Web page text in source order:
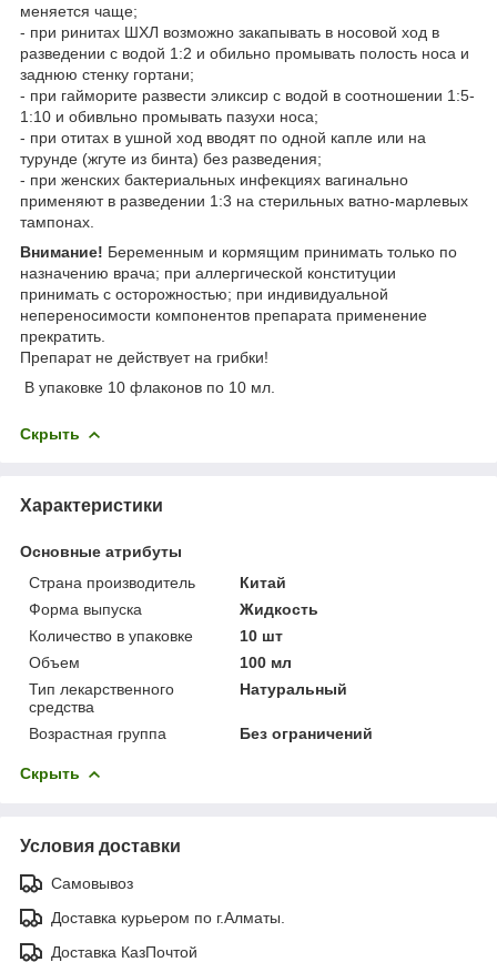
меняется чаще;
- при ринитах ШХЛ возможно закапывать в носовой ход в
разведении с водой 1:2 и обильно промывать полость носа и
заднюю стенку гортани;
- при гайморите развести эликсир с водой в соотношении 1:5-
1:10 и обивльно промывать пазухи носа;
- при отитах в ушной ход вводят по одной капле или на
турунде (жгуте из бинта) без разведения;
- при женских бактериальных инфекциях вагинально
применяют в разведении 1:3 на стерильных ватно-марлевых
тампонах.
Внимание! Беременным и кормящим принимать только по
назначению врача; при аллергической конституции
принимать с осторожностью; при индивидуальной
непереносимости компонентов препарата применение
прекратить.
Препарат не действует на грибки!
В упаковке 10 флаконов по 10 мл.
Скрыть
Характеристики
Основные атрибуты
Страна производитель
Китай
Форма выпуска
Жидкость
Количество в упаковке
10 шт
Объем
100 мл
Тип лекарственного
средства
Натуральный
Возрастная группа Без ограничений
Скрыть
Условия доставки
Самовывоз
Доставка курьером по г.Алматы.
Доставка КазПочтой